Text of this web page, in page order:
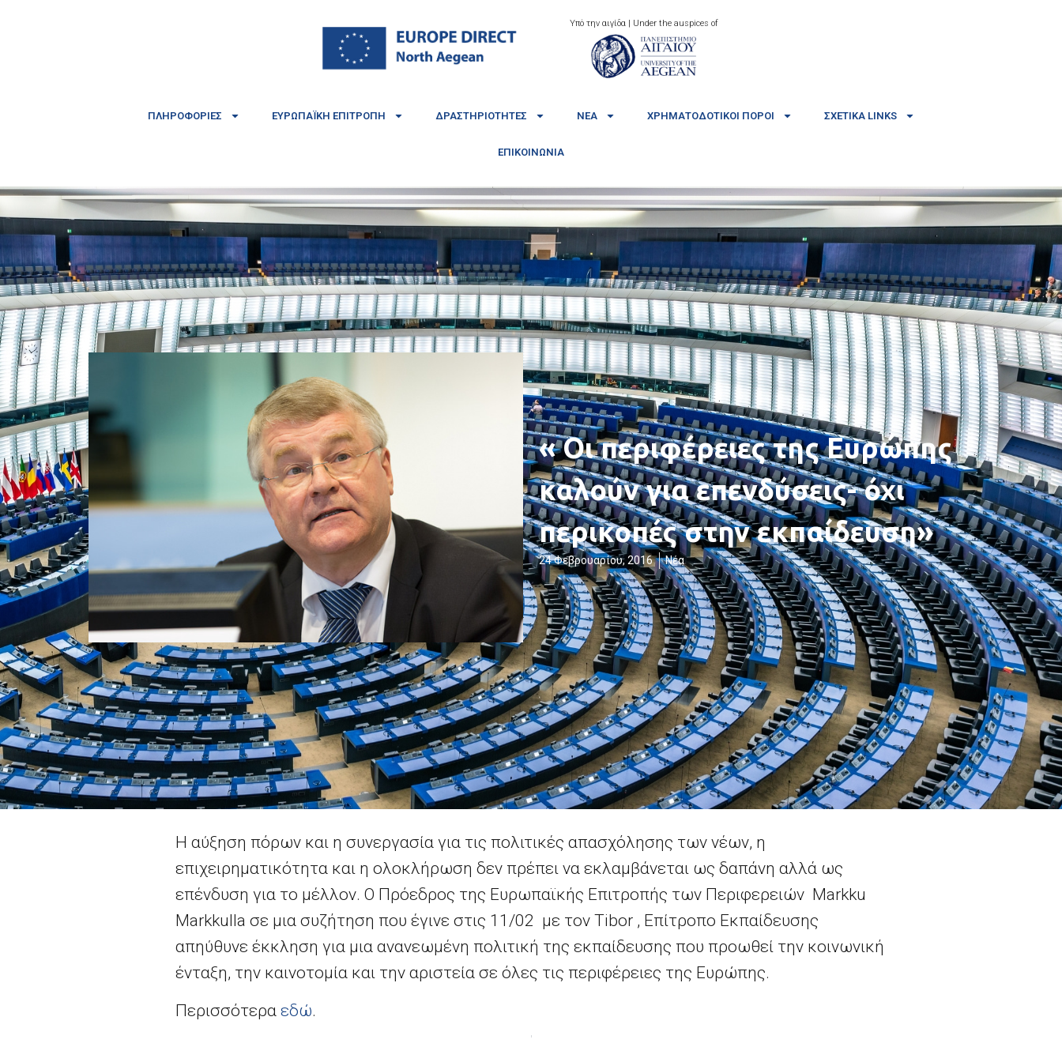
Υπό την αιγίδα | Under the auspices of
ΠΛΗΡΟΦΟΡΊΕΣ ΕΥΡΩΠΑΪΚΉ ΕΠΙΤΡΟΠΉ ΔΡΑΣΤΗΡΙΌΤΗΤΕΣ ΝΈΑ ΧΡΗΜΑΤΟΔΟΤΙΚΟΊ ΠΌΡΟΙ ΣΧΕΤΙΚΆ LINKS
ΕΠΙΚΟΙΝΩΝΊΑ
« Οι περιφέρειες της Ευρώπης
καλούν για επενδύσεις- όχι
περικοπές στην εκπαίδευση»
24 Φεβρουαρίου, 2016 Νέα
Η αύξηση πόρων και η συνεργασία για τις πολιτικές απασχόλησης των νέων, η
επιχειρηματικότητα και η ολοκλήρωση δεν πρέπει να εκλαμβάνεται ως δαπάνη αλλά ως
επένδυση για το μέλλον. Ο Πρόεδρος της Ευρωπαϊκής Επιτροπής των Περιφερειών Markku
Markkulla σε μια συζήτηση που έγινε στις 11/02 με τον Tibor , Επίτροπο Εκπαίδευσης
απηύθυνε έκκληση για μια ανανεωμένη πολιτική της εκπαίδευσης που προωθεί την κοινωνική
ένταξη, την καινοτομία και την αριστεία σε όλες τις περιφέρειες της Ευρώπης.
Περισσότερα εδώ.